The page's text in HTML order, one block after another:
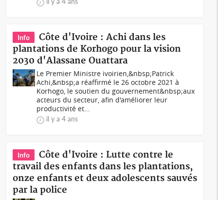
Info
Côte d'Ivoire : Achi dans les
plantations de Korhogo pour la vision
2030 d'Alassane Ouattara
Le Premier Ministre ivoirien,&nbsp;Patrick
Achi,&nbsp;a réaffirmé le 26 octobre 2021 à
Korhogo, le soutien du gouvernement&nbsp;aux
acteurs du secteur, afin d'améliorer leur
productivité et...
il y a 4 ans
Info
Côte d'Ivoire : Lutte contre le
travail des enfants dans les plantations,
onze enfants et deux adolescents sauvés
par la police